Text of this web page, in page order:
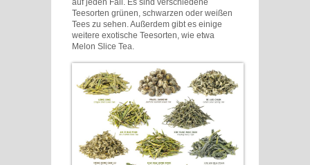
auf jeden Fall. Es sind verschiedene
Teesorten grünen, schwarzen oder weißen
Tees zu sehen. Außerdem gibt es einige
weitere exotische Teesorten, wie etwa
Melon Slice Tea.